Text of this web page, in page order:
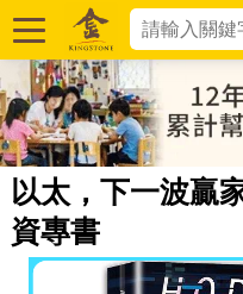
以太，下一波贏
資專書